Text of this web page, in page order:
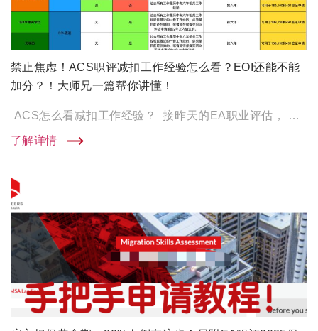
禁止焦虑！ACS职评减扣工作经验怎么看？EOI还能不能
加分？！大师兄一篇帮你讲懂！
ACS怎么看减扣工作经验？ 接昨天的EA职业评估， 今天大师兄再为IT行业想移民的宝子， 带来重要的干货～ […]
了解详情